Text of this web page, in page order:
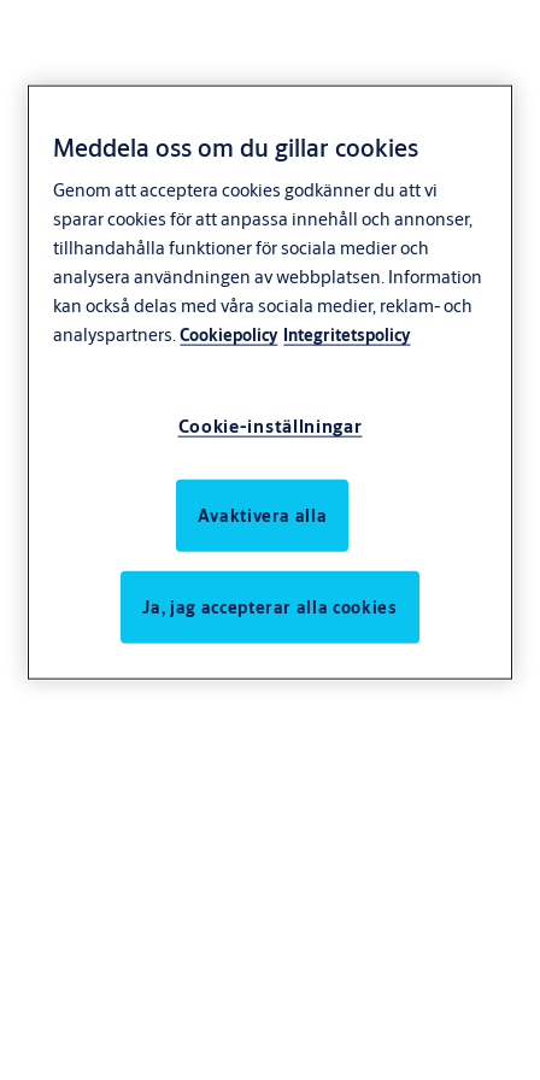
Kvartalsrapporter
Meddela oss om du gillar cookies
Genom att acceptera cookies godkänner du att vi
sparar cookies för att anpassa innehåll och annonser,
tillhandahålla funktioner för sociala medier och
analysera användningen av webbplatsen. Information
kan också delas med våra sociala medier, reklam- och
analyspartners.Cookiepolicy Integritetspolicy
Cookie-inställningar
Avaktivera alla
Ja, jag accepterar alla cookies